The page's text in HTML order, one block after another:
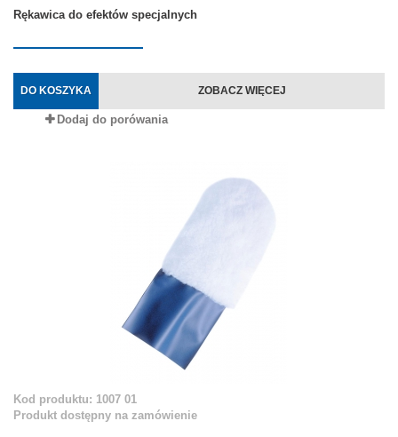
Rękawica do efektów specjalnych
DO KOSZYKA ZOBACZ WIĘCEJ
Dodaj do porówania
Kod produktu: 1007 01
Produkt dostępny na zamówienie